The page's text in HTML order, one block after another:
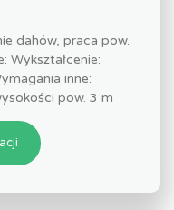
dahów, praca pow.
Wykształcenie:
inne:
pow. 3 m